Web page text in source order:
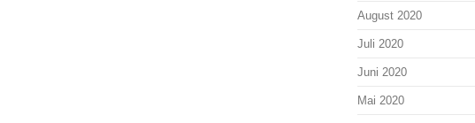
August 2020
Juli 2020
Juni 2020
Mai 2020